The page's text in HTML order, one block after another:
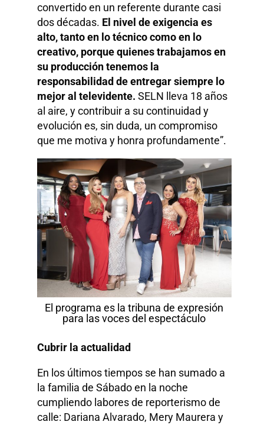
convertido en un referente durante casi
dos décadas. El nivel de exigencia es
alto, tanto en lo técnico como en lo
creativo, porque quienes trabajamos en
su producción tenemos la
responsabilidad de entregar siempre lo
mejor al televidente. SELN lleva 18 años
al aire, y contribuir a su continuidad y
evolución es, sin duda, un compromiso
que me motiva y honra profundamente”.
El programa es la tribuna de expresión
para las voces del espectáculo
Cubrir la actualidad
En los últimos tiempos se han sumado a
la familia de Sábado en la noche
cumpliendo labores de reporterismo de
calle: Dariana Alvarado, Mery Maurera y